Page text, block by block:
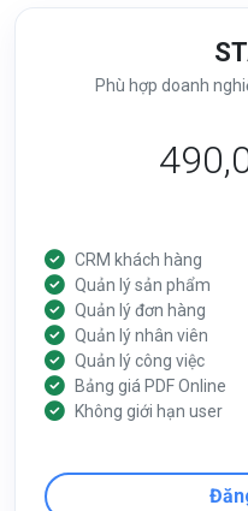
Phù hợp doanh
CRM khách hàng
Quản lý sản phẩm
Quản lý đơn hàng
Quản lý nhân viên
Quản lý công việc
Bảng giá PDF Online
Không giới hạn user